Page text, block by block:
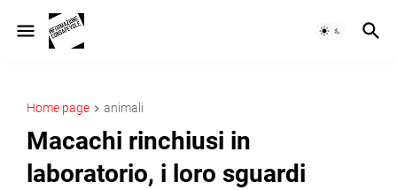
Home page animali
Macachi rinchiusi in
laboratorio, i loro sguardi